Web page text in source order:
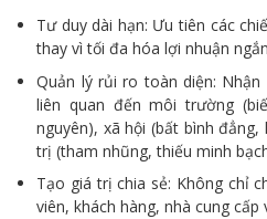
Tư duy dài hạn: Ưu tiên các
thay vì tối đa hóa lợi nhuận
Quản lý rủi ro toàn diện:
liên quan đến môi trường
nguyên), xã hội (bất bình
trị (tham nhũng, thiếu minh
Tạo giá trị chia sẻ: Không chỉ
viên, khách hàng, nhà cung cấp